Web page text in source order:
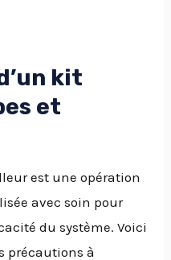
kit
et
est une opération
avec soin pour
du système. Voici
précautions à